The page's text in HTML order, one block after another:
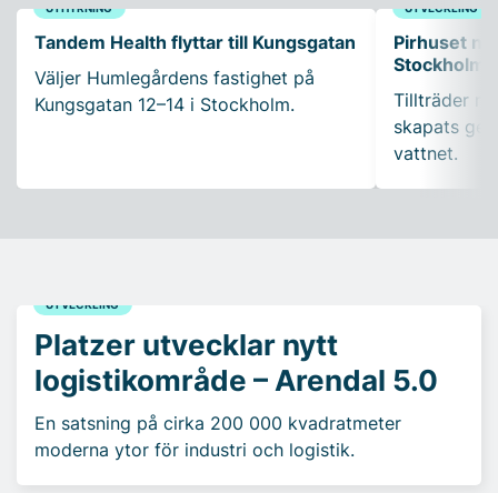
UTHYRNING
Tandem Health flyttar till Kungsgatan
Väljer Humlegårdens fastighet på
Kungsgatan 12–14 i Stockholm.
UTVECKLING
Pirhuset
Tillträder
skapats
vattnet.
UTVECKLING
Platzer utvecklar nytt
logistikområde – Arendal 5.0
En satsning på cirka 200 000 kvadratmeter
moderna ytor för industri och logistik.